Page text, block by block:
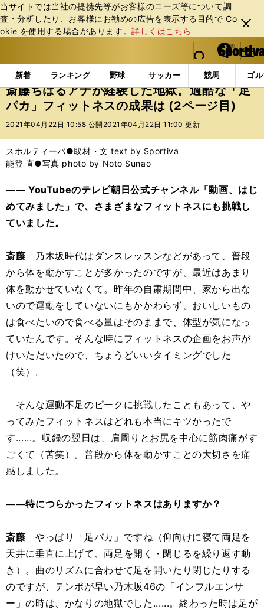
当サイトでは当社の提携先等がお客様のニーズ等について調
査・分析したり、お客様にお勧めの広告を表⽰する⽬的で Co
okie を使⽤する場合があります。詳しくはこちら
閉じ
る
web Sportiva (webスポルティーバ)
検索
マイペ
ー
ジ
メニュ
新着 ランキング 野球 サッカー 競馬 ゴ
b
ス
ポ
ル
バ
エンタメ その他 斎藤ちはるアナが経験した地獄。
斎藤ちはるアナが経験した地獄。過酷な「足
パカ」フィットネスの成果は (2ページ目)
2021年04月22日 10:58 公開 2021年04月22日 11:00 更新
スポルティーバ●取材・文 text by Sportiva
能登 直●写真 photo by Noto Sunao
―― YouTubeのテレビ朝日公式チャンネル「動画、はじ
めてみました」で、さまざまなフィットネスにも挑戦し
ていました。
斎藤 乃木坂時代はダンスレッスンなどがあって、普段
から体を動かすことが多かったのですが、最近はあまり
体を動かせていなくて。昨年の自粛期間中、家から出な
いので運動をしていないにもかかわらず、おいしいもの
は食べたいので食べる量はそのままで、体型が気になっ
ていたんです。そんな時にフィットネスの企画をお声が
けいただいたので、ちょうどいいタイミングでした
（笑）。
そんな運動不足のピークに挑戦したこともあって、や
ってみたフィットネスはどれも本当にキツかったで
す......。収録の翌日は、肩周りとお尻を中心に筋肉痛がす
ごくて（苦笑）。普段から体を動かすことの大切さを痛
感しました。
――特につらかったフィットネスはありますか？
斎藤 やっぱり「足パカ」ですね（仰向けに寝て両足を
天井に垂直に上げて、両足を開く・閉じるを繰り返す動
き）。曲のリズムに合わせて足を開いたり閉じたりする
のですが、テンポが早い乃木坂46の「インフルエンサ
ー」の時は、かなりの地獄でした......。終わった時は足が